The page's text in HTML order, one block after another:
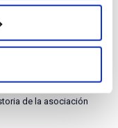
Jesús Tanco
años 2001 y 2022,
en su sede del
de la asociación